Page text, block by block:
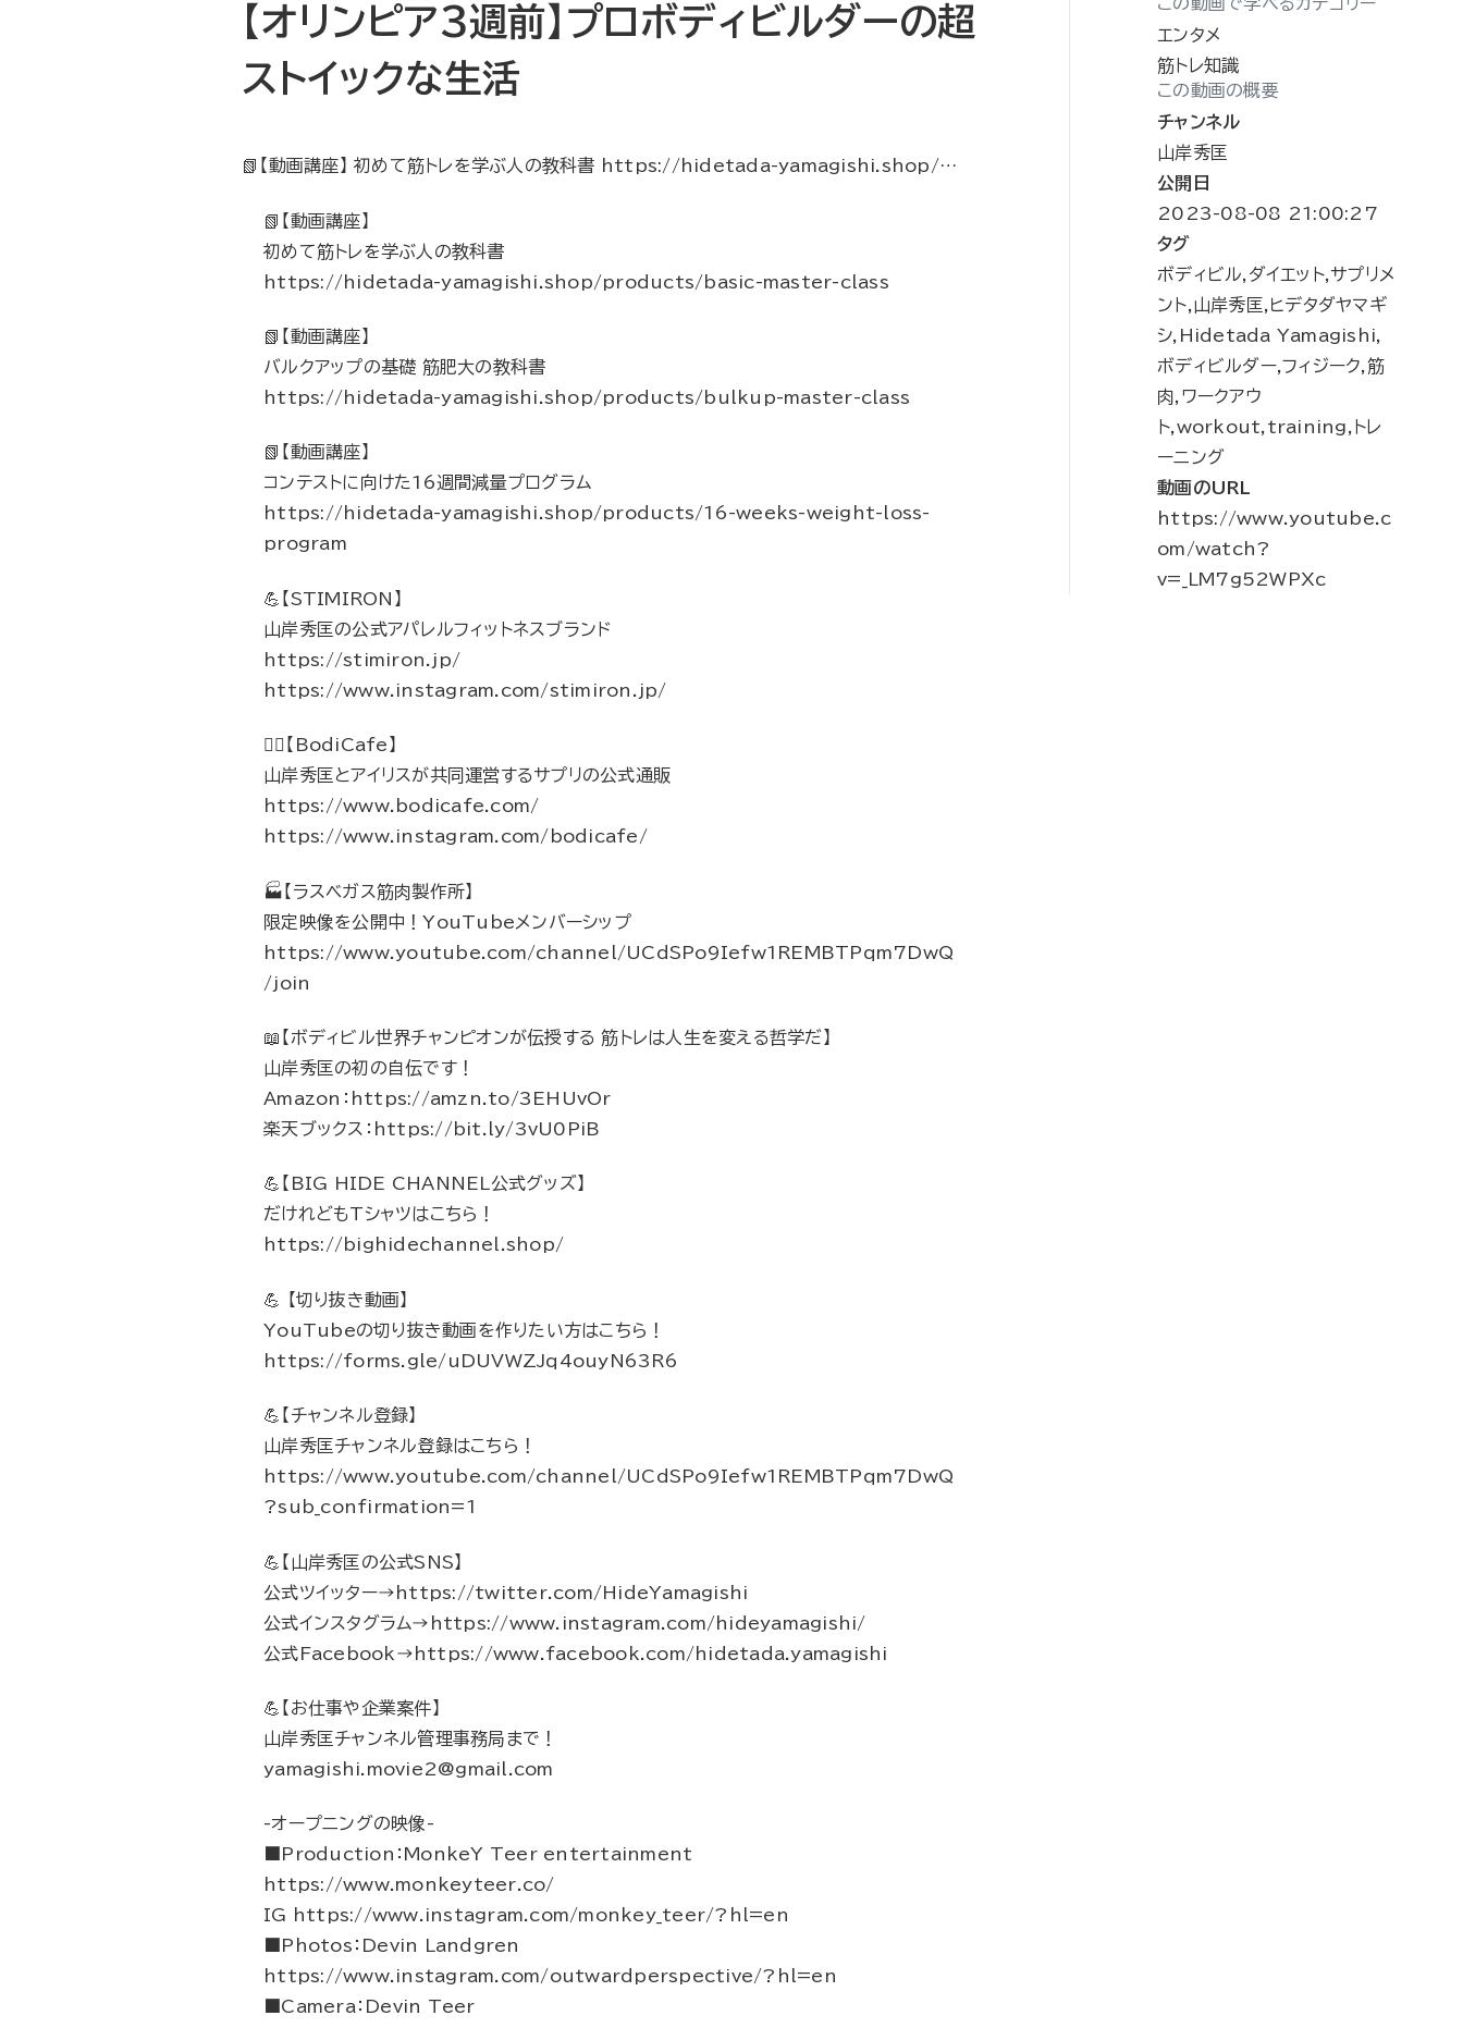
【オリンピア3週前】プロボディビルダーの超
ストイックな生活
📗【動画講座】 初めて筋トレを学ぶ人の教科書 https://hidetada-yamagishi.shop/…
📗【動画講座】
初めて筋トレを学ぶ人の教科書
https://hidetada-yamagishi.shop/products/basic-master-class
📗【動画講座】
バルクアップの基礎 筋肥大の教科書
https://hidetada-yamagishi.shop/products/bulkup-master-class
📗【動画講座】
コンテストに向けた16週間減量プログラム
https://hidetada-yamagishi.shop/products/16-weeks-weight-loss-
program
💪【STIMIRON】
山岸秀匡の公式アパレルフィットネスブランド
https://stimiron.jp/
https://www.instagram.com/stimiron.jp/
🏋️‍♀️【BodiCafe】
山岸秀匡とアイリスが共同運営するサプリの公式通販
https://www.bodicafe.com/
https://www.instagram.com/bodicafe/
🏭【ラスベガス筋肉製作所】
限定映像を公開中！YouTubeメンバーシップ
https://www.youtube.com/channel/UCdSPo9Iefw1REMBTPqm7DwQ
/join
📖【ボディビル世界チャンピオンが伝授する 筋トレは人生を変える哲学だ】
山岸秀匡の初の自伝です！
Amazon：https://amzn.to/3EHUvOr
楽天ブックス：https://bit.ly/3vU0PiB
💪【BIG HIDE CHANNEL公式グッズ】
だけれどもTシャツはこちら！
https://bighidechannel.shop/
💪 【切り抜き動画】
YouTubeの切り抜き動画を作りたい方はこちら！
https://forms.gle/uDUVWZJq4ouyN63R6
💪【チャンネル登録】
山岸秀匡チャンネル登録はこちら！
https://www.youtube.com/channel/UCdSPo9Iefw1REMBTPqm7DwQ
?sub_confirmation=1
💪【山岸秀匡の公式SNS】
公式ツイッター→https://twitter.com/HideYamagishi
公式インスタグラム→https://www.instagram.com/hideyamagishi/
公式Facebook→https://www.facebook.com/hidetada.yamagishi
💪【お仕事や企業案件】
山岸秀匡チャンネル管理事務局まで！
yamagishi.movie2@gmail.com
-オープニングの映像-
■Production：MonkeY Teer entertainment
https://www.monkeyteer.co/
IG https://www.instagram.com/monkey_teer/?hl=en
■Photos：Devin Landgren
https://www.instagram.com/outwardperspective/?hl=en
■Camera：Devin Teer
この動画で学べるカテゴリー
エンタメ
筋トレ知識
この動画の概要
チャンネル
山岸秀匡
公開日
2023-08-08 21:00:27
タグ
ボディビル,ダイエット,サプリメ
ント,山岸秀匡,ヒデタダヤマギ
シ,Hidetada Yamagishi,
ボディビルダー,フィジーク,筋
肉,ワークアウ
ト,workout,training,トレ
ーニング
動画のURL
https://www.youtube.c
om/watch?
v=_LM7g52WPXc